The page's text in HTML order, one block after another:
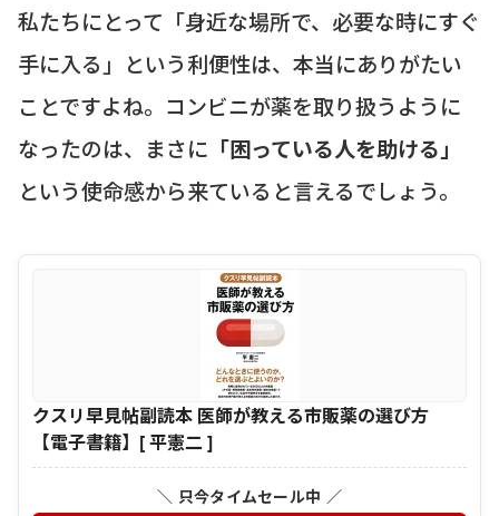
私たちにとって「身近な場所で、必要な時にすぐ
手に入る」という利便性は、本当にありがたい
ことですよね。コンビニが薬を取り扱うように
なったのは、まさに 「困っている人を助ける」
という使命感から来ていると言えるでしょう。
クスリ早見帖副読本 医師が教える市販薬の選び方
【電子書籍】[ 平憲二 ]
＼ 只今タイムセール中 ／